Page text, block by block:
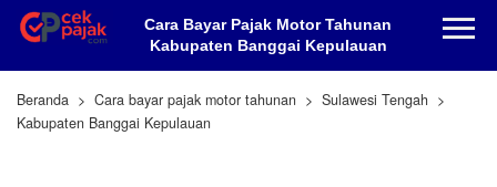
Cara Bayar Pajak Motor Tahunan
Kabupaten Banggai Kepulauan
Beranda Cara bayar pajak motor tahunan
Sulawesi Tengah
Kabupaten Banggai Kepulauan